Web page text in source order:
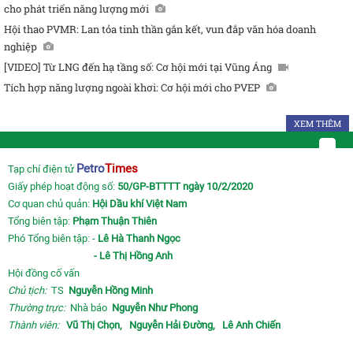
cho phát triển năng lượng mới
Hội thao PVMR: Lan tỏa tinh thần gắn kết, vun đắp văn hóa doanh
nghiệp
[VIDEO] Từ LNG đến hạ tầng số: Cơ hội mới tại Vũng Áng
Tích hợp năng lượng ngoài khơi: Cơ hội mới cho PVEP
XEM THÊM
Tạp chí điện tử PetroTimes
Giấy phép hoạt động số: 50/GP-BTTTT ngày 10/2/2020
Cơ quan chủ quản: Hội Dầu khí Việt Nam
Tổng biên tập: Phạm Thuận Thiên
Phó Tổng biên tập: - Lê Hà Thanh Ngọc
- Lê Thị Hồng Anh
Hội đồng cố vấn
Chủ tịch:TS Nguyễn Hồng Minh
Thường trực: Nhà báo Nguyễn Như Phong
Thành viên: Vũ Thị Chọn, Nguyễn Hải Đường, Lê Anh Chiến